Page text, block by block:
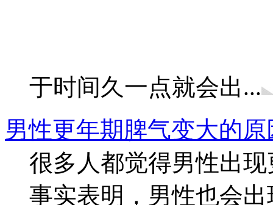
于时间久一点就会出...
男性更年期脾气变大的
很多人都觉得男性出
事实表明，男性也会